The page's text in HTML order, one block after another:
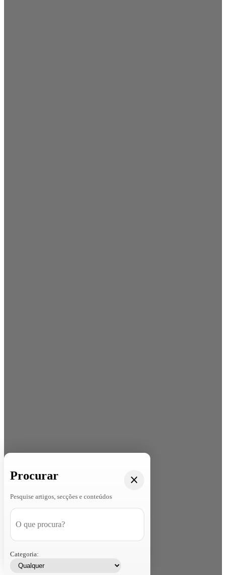
Procurar
Pesquise artigos, secções e conteúdos
Categoria: